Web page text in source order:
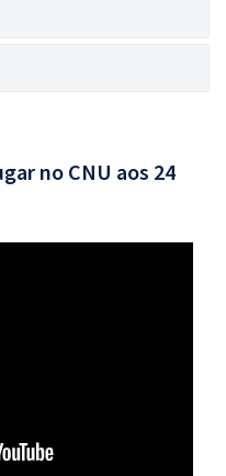
no CNU aos 24